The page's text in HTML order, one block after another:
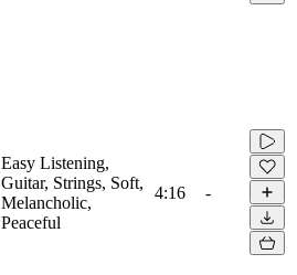
Easy Listening,
Guitar, Strings, Soft,
Melancholic,
Peaceful
4:16 -